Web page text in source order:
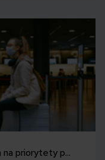
na priorytety p...